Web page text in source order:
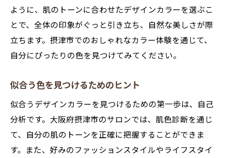
ように、肌のトーンに合わせたデザインカラーを選ぶこ
とで、全体の印象がぐっと引き立ち、自然な美しさが際
立ちます。摂津市でのおしゃれなカラー体験を通じて、
自分にぴったりの色を見つけてみてください。
似合う色を見つけるためのヒント
似合うデザインカラーを見つけるための第一歩は、自己
分析です。大阪府摂津市のサロンでは、肌色診断を通じ
て、自分の肌のトーンを正確に把握することができま
す。また、好みのファッションスタイルやライフスタイ